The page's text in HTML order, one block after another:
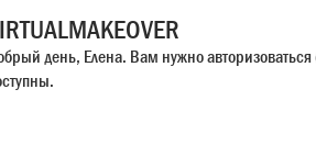
день, Елена. Вам нужно авторизоваться